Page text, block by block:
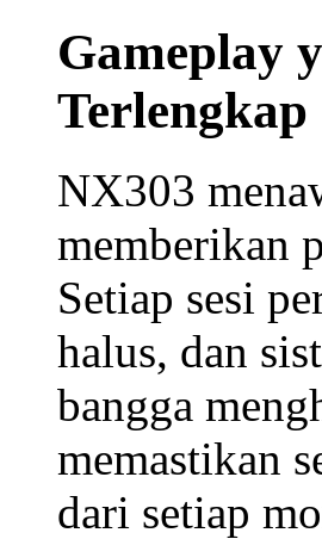
Gameplay
Terlengkap
NX303
memberikan
Setiap sesi
halus, dan
bangga
memastikan
dari setiap